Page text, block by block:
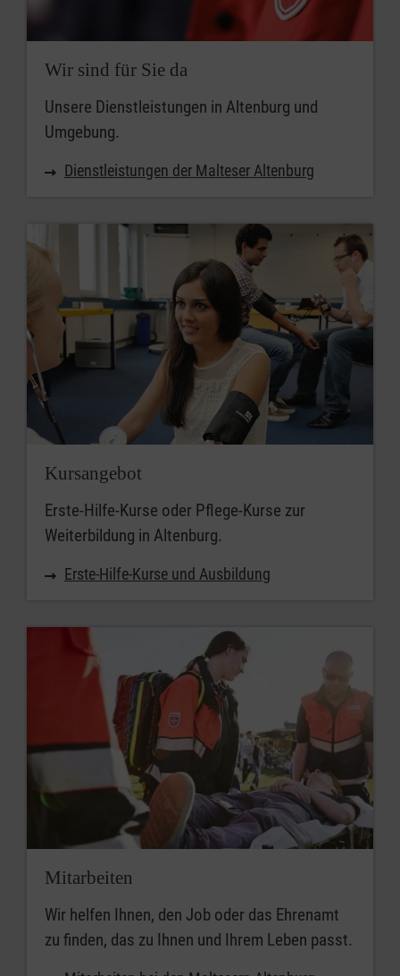
Wir sind für Sie da
Unsere Dienstleistungen in Altenburg und
Umgebung.
Dienstleistungen der Malteser Altenburg
Kursangebot
Erste-Hilfe-Kurse oder Pflege-Kurse zur
Weiterbildung in Altenburg.
Erste-Hilfe-Kurse und Ausbildung
Mitarbeiten
Wir helfen Ihnen, den Job oder das Ehrenamt
zu finden, das zu Ihnen und Ihrem Leben passt.